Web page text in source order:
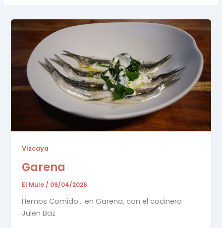
Vizcaya
Garena
El Mule / 09/04/2026
Hemos Comido… en Garena, con el cocinero
Julen Baz